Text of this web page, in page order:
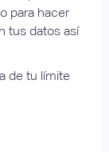
para hacer
tus datos así
de tu límite